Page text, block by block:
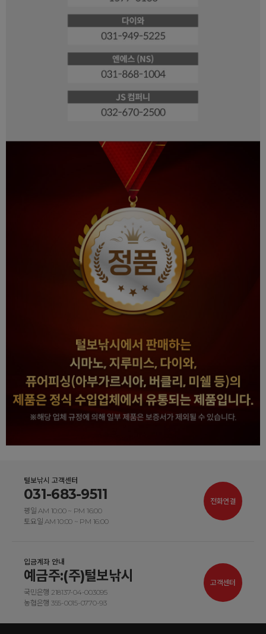
털보낚시 고객센터
031-683-9511
평일 AM 10:00 ~ PM 16:00
토요일 AM 10:00 ~ PM 16:00
전화연결
입금계좌 안내
예금주:(주)털보낚시
국민은행 218137-04-003095
농협은행 355-0015-0770-93
고객센터